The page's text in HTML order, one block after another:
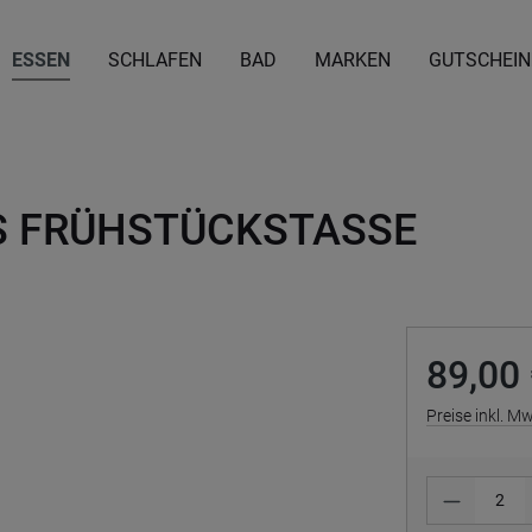
ESSEN SCHLAFEN BAD MARKEN
FRÜHSTÜCKSTASSE
89,00
Preise inkl.